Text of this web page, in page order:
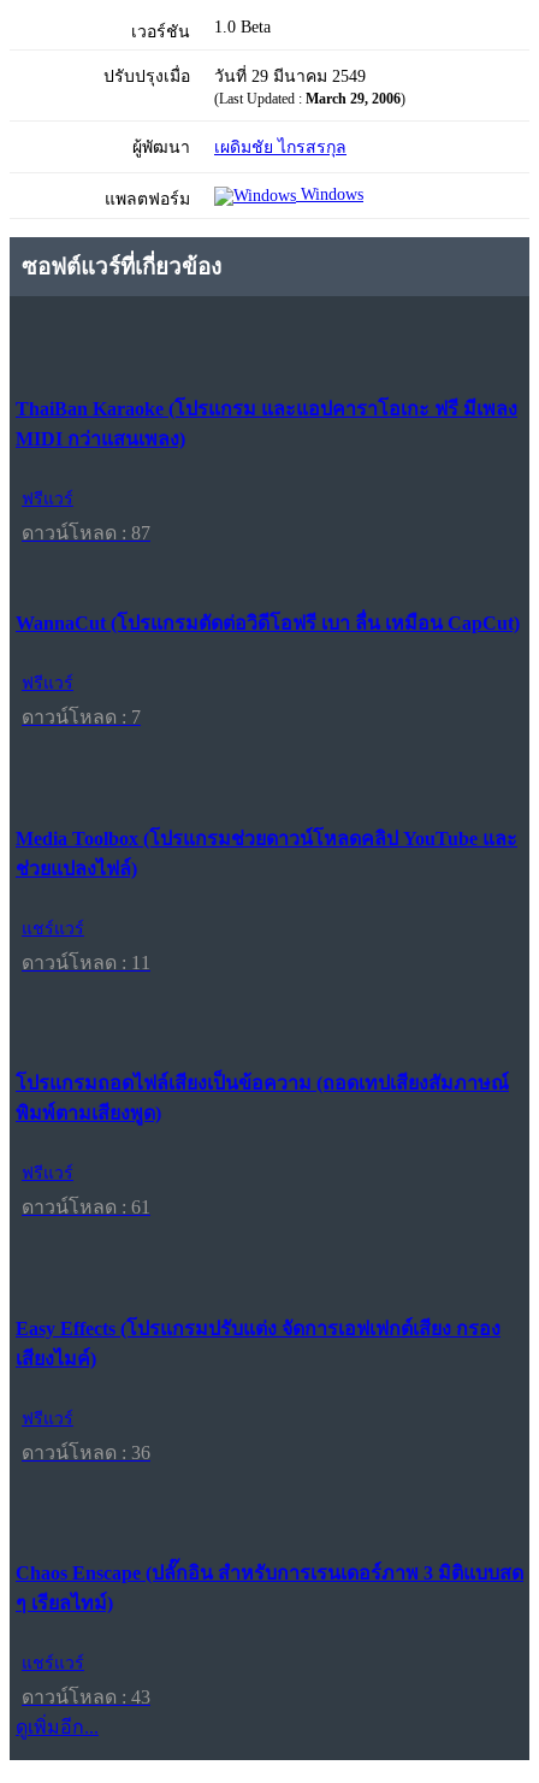
เวอร์ชัน 1.0 Beta
ปรับปรุงเมื่อ วันที่ 29 มีนาคม 2549
(Last Updated : March 29, 2006)
ผู้พัฒนา เผดิมชัย ไกรสรกุล
แพลตฟอร์ม Windows
ซอฟต์แวร์ที่เกี่ยวข้อง
ThaiBan Karaoke (โปรแกรม และแอปคาราโอเกะ ฟรี มีเพลง
MIDI กว่าแสนเพลง)
ฟรีแวร์
ดาวน์โหลด : 87
WannaCut (โปรแกรมตัดต่อวิดีโอฟรี เบา ลื่น เหมือน CapCut)
ฟรีแวร์
ดาวน์โหลด : 7
Media Toolbox (โปรแกรมช่วยดาวน์โหลดคลิป YouTube และ
ช่วยแปลงไฟล์)
แชร์แวร์
ดาวน์โหลด : 11
โปรแกรมถอดไฟล์เสียงเป็นข้อความ (ถอดเทปเสียงสัมภาษณ์
พิมพ์ตามเสียงพูด)
ฟรีแวร์
ดาวน์โหลด : 61
Easy Effects (โปรแกรมปรับแต่ง จัดการเอฟเฟกต์เสียง กรอง
เสียงไมค์)
ฟรีแวร์
ดาวน์โหลด : 36
Chaos Enscape (ปลั๊กอิน สำหรับการเรนเดอร์ภาพ 3 มิติแบบสด
ๆ เรียลไทม์)
แชร์แวร์
ดาวน์โหลด : 43
ดูเพิ่มอีก...